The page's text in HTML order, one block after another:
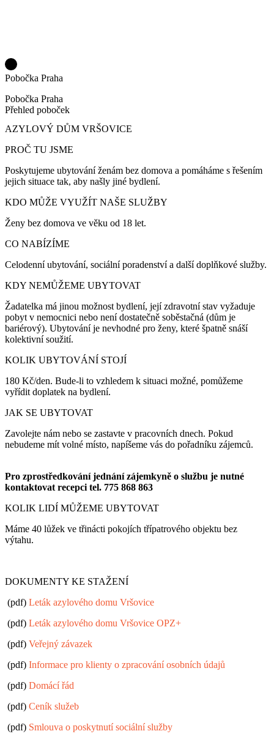
Pobočka Praha
Pobočka Praha
Přehled poboček
AZYLOVÝ DŮM VRŠOVICE
PROČ TU JSME
Poskytujeme ubytování ženám bez domova a pomáháme s řešením
jejich situace tak, aby našly jiné bydlení.
KDO MŮŽE VYUŽÍT NAŠE SLUŽBY
Ženy bez domova ve věku od 18 let.
CO NABÍZÍME
Celodenní ubytování, sociální poradenství a další doplňkové služby.
KDY NEMŮŽEME UBYTOVAT
Žadatelka má jinou možnost bydlení, její zdravotní stav vyžaduje
pobyt v nemocnici nebo není dostatečně soběstačná (dům je
bariérový). Ubytování je nevhodné pro ženy, které špatně snáší
kolektivní soužití.
KOLIK UBYTOVÁNÍ STOJÍ
180 Kč/den. Bude-li to vzhledem k situaci možné, pomůžeme
vyřídit doplatek na bydlení.
JAK SE UBYTOVAT
Zavolejte nám nebo se zastavte v pracovních dnech. Pokud
nebudeme mít volné místo, napíšeme vás do pořadníku zájemců.
Pro zprostředkování jednání zájemkyně o službu je nutné
kontaktovat recepci tel. 775 868 863
KOLIK LIDÍ MŮŽEME UBYTOVAT
Máme 40 lůžek ve třinácti pokojích třípatrového objektu bez
výtahu.
DOKUMENTY KE STAŽENÍ
(pdf) Leták azylového domu Vršovice
(pdf) Leták azylového domu Vršovice OPZ+
(pdf) Veřejný závazek
(pdf) Informace pro klienty o zpracování osobních údajů
(pdf) Domácí řád
(pdf) Ceník služeb
(pdf) Smlouva o poskytnutí sociální služby